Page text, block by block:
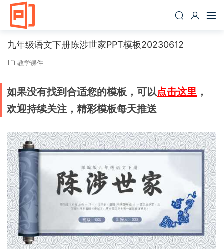
九年级语文下册陈涉世家PPT模板20230612
教学课件
如果没有找到合适您的模板，可以点击这里 ，
欢迎持续关注，精彩模板每天推送